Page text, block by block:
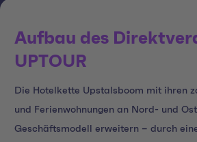
Aufbau des
UPTOUR
Die Hotelkette Upstalsboom mit ihren
und Ferienwohnungen an Nord- und
Geschäftsmodell erweitern – durch